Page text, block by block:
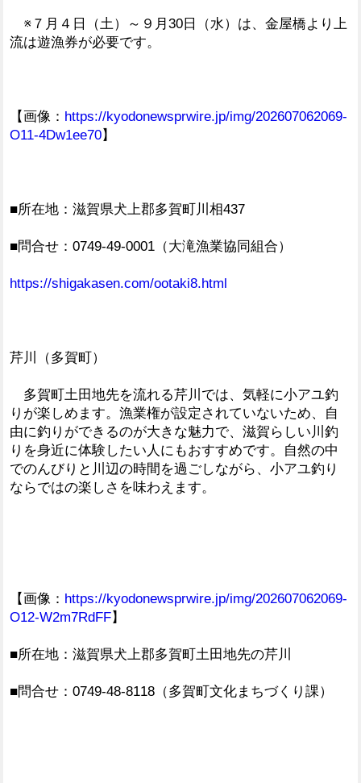
※７月４日（土）～９月30日（水）は、金屋橋より上
流は遊漁券が必要です。
【画像： https://kyodonewsprwire.jp/img/202607062069-
O11-4Dw1ee70】
■所在地：滋賀県犬上郡多賀町川相437
■問合せ：0749-49-0001（大滝漁業協同組合）
https://shigakasen.com/ootaki8.html
芹川（多賀町）
多賀町土田地先を流れる芹川では、気軽に小アユ釣
りが楽しめます。漁業権が設定されていないため、自
由に釣りができるのが大きな魅力で、滋賀らしい川釣
りを身近に体験したい人にもおすすめです。自然の中
でのんびりと川辺の時間を過ごしながら、小アユ釣り
ならではの楽しさを味わえます。
【画像： https://kyodonewsprwire.jp/img/202607062069-
O12-W2m7RdFF】
■所在地：滋賀県犬上郡多賀町土田地先の芹川
■問合せ：0749-48-8118（多賀町文化まちづくり課）